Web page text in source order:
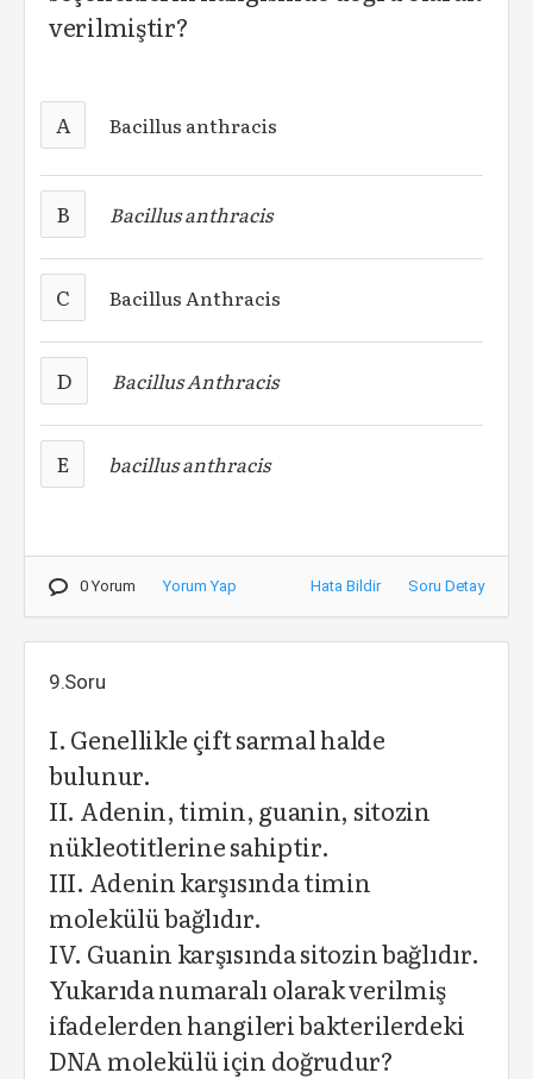
verilmiştir?
A Bacillus anthracis
B Bacillus anthracis
C Bacillus Anthracis
D Bacillus Anthracis
E bacillus anthracis
0 Yorum Yorum Yap Hata Bildir Soru Detay
9.Soru
I. Genellikle çift sarmal halde
bulunur.
II. Adenin, timin, guanin, sitozin
nükleotitlerine sahiptir.
III. Adenin karşısında timin
molekülü bağlıdır.
IV. Guanin karşısında sitozin bağlıdır.
Yukarıda numaralı olarak verilmiş
ifadelerden hangileri bakterilerdeki
DNA molekülü için doğrudur?